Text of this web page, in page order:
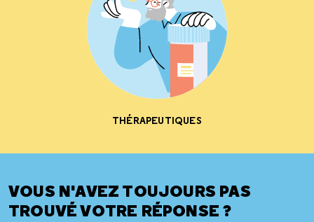
THÉRAPEUTIQUES
VOUS N'AVEZ TOUJOURS PAS
TROUVÉ VOTRE RÉPONSE ?